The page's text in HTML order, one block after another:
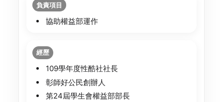
負責項目
協助權益部運作
經歷
109學年度性酷社社長
彰師好公民創辦人
第24屆學生會權益部部長